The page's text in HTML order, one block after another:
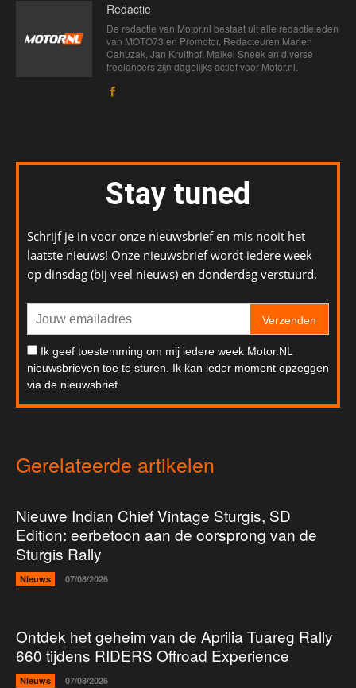
Redactie
De redactie van Motor.nl bestaat uit alle redactieleden
van MOTO73 en Promotor. Redacteuren Marien
Cahuzak, Jan Kruithof, Maikel Sneek en diverse
freelancers zijn dagelijks actief voor Motor.nl.
Stay tuned
Schrijf je in voor onze nieuwsbrief en mis nooit het
laatste nieuws! Onze nieuwsbrief wordt iedere week
op dinsdag (bij veel nieuws) en donderdag verstuurd.
Verzenden
Ik geef toestemming om mij iedere week Motor.NL
nieuwsbrieven toe te sturen. Ik kan ieder moment opzeggen
via de nieuwsbrief.
Gerelateerde artikelen
Nieuwe Indian Chief Vintage Sturgis, SD
Edition: eerbetoon aan de oorsprong van de
Sturgis Rally
Nieuws 07/08/2026
Ontdek het geheim van de Aprilia Tuareg Rally
660 tijdens RIDERS Offroad Experience
Nieuws 07/08/2026